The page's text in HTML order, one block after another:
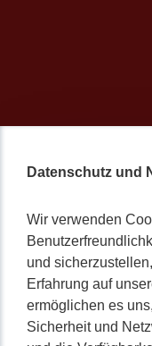
Datenschutz und
Wir verwenden
und
Erfahrung auf
ermöglichen es
Sicherheit und